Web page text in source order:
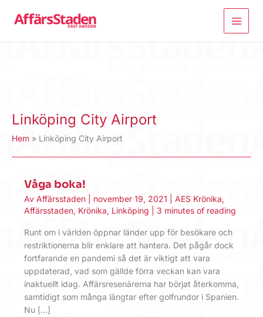
Linköping City Airport
Hem Linköping City Airport
Våga boka!
Av Affärsstaden november 19, 2021 AES Krönika,
Affärsstaden, Krönika, Linköping 3 minutes of reading
Runt om i världen öppnar länder upp för besökare och
restriktionerna blir enklare att hantera. Det pågår dock
fortfarande en pandemi så det är viktigt att vara
uppdaterad, vad som gällde förra veckan kan vara
inaktuellt idag. Affärsresenärerna har börjat återkomma,
samtidigt som många längtar efter golfrundor i Spanien.
Nu […]